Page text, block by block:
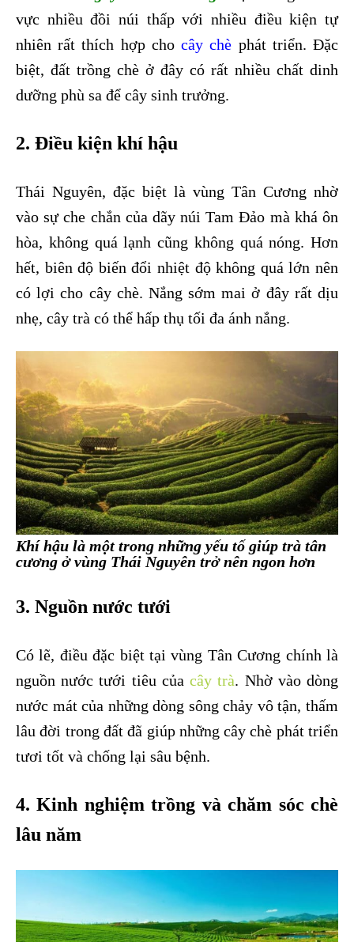
vực nhiều đồi núi thấp với nhiều điều kiện tự
nhiênrất thích hợp chocây chè phát triển. Đặc
biệt, đất trồng chè ở đây có rất nhiều chất dinh
dưỡng phù sa để cây sinh trưởng.
2. Điều kiện khí hậu
Thái Nguyên, đặc biệt là vùng Tân Cương nhờ
vào sự che chắn của dãy núi Tam Đảo mà khá ôn
hòa, không quá lạnh cũng không quá nóng. Hơn
hết, biên độ biến đổi nhiệt độ không quá lớn nên
có lợi cho cây chè. Nắng sớm mai ở đây rất dịu
nhẹ, cây trà có thể hấp thụ tối đa ánh nắng.
Khí hậu là một trong những yếu tố giúp trà tân
cương ở vùng Thái Nguyên trở nên ngon hơn
3. Nguồn nước tưới
Có lẽ, điều đặc biệt tại vùng Tân Cương chính là
nguồn nước tưới tiêu củacây trà. Nhờ vào dòng
nước mát của những dòng sông chảy vô tận, thấm
lâu đời trong đất đã giúp những cây chè phát triển
tươi tốt và chống lại sâu bệnh.
4. Kinh nghiệm trồng và chăm sóc chè
lâu năm